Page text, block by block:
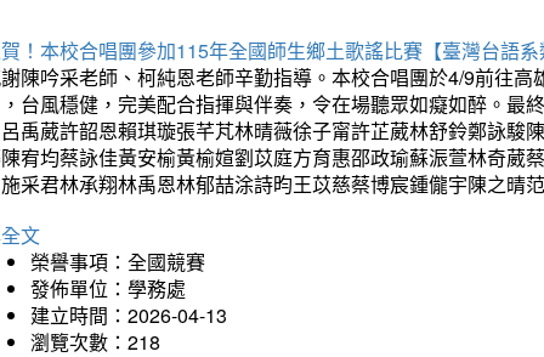
！本校合唱團參加115年全國師生鄉土歌謠比賽【臺灣台語
陳吟采老師、柯純恩老師辛勤指導。本校合唱團於4/9前往
台風穩健，完美配合指揮與伴奏，令在場聽眾如癡如醉。最
禹葳許韶恩賴琪璇張芊芃林晴薇徐子甯許芷葳林舒鈴鄭詠駿
宥均蔡詠佳黃安榆黃榆媗劉苡庭方育惠邵政瑜蘇浱萱林奇葳
采君林承翔林禹恩林郁喆涂詩昀王苡慈蔡博宸鍾儱宇陳之晴
文
榮譽事項：全國競賽
發佈單位：學務處
建立時間：2026-04-13
瀏覽次數：218